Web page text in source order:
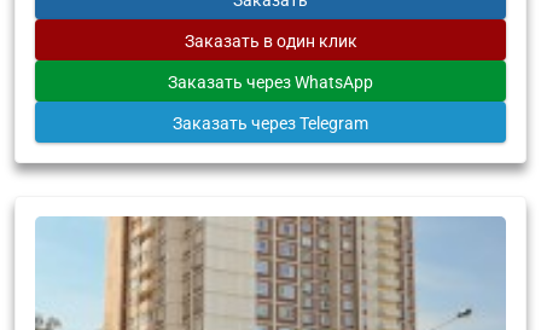
Заказать в один клик
Заказать через WhatsApp
Заказать через Telegram